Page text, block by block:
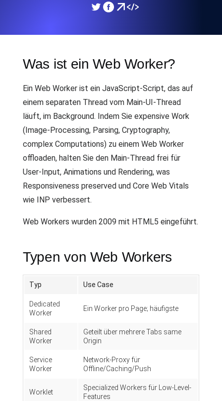
Was ist ein Web Worker?
Ein Web Worker ist ein JavaScript-Script, das auf
einem separaten Thread vom Main-UI-Thread
läuft, im Background. Indem Sie expensive Work
(Image-Processing, Parsing, Cryptography,
complex Computations) zu einem Web Worker
offloaden, halten Sie den Main-Thread frei für
User-Input, Animations und Rendering, was
Responsiveness preserved und Core Web Vitals
wie INP verbessert.
Web Workers wurden 2009 mit HTML5 eingeführt.
Typen von Web Workers
Typ Use Case
Dedicated
Worker
Ein Worker pro Page; häufigste
Shared
Worker
Geteilt über mehrere Tabs same
Origin
Service
Worker
Network-Proxy für
Offline/Caching/Push
Worklet
Specialized Workers für Low-Level-
Features